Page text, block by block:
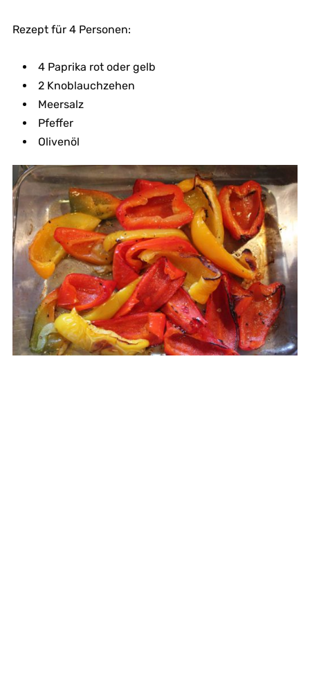
Rezept für 4 Personen:
4 Paprika rot oder gelb
2 Knoblauchzehen
Meersalz
Pfeffer
Olivenöl